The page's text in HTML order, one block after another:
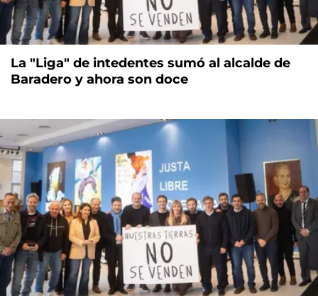
La "Liga" de intedentes sumó al alcalde de
Baradero y ahora son doce